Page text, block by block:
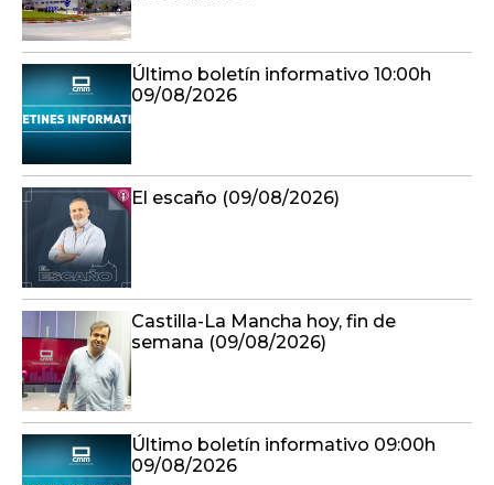
Último boletín informativo 10:00h
09/08/2026
El escaño (09/08/2026)
Castilla-La Mancha hoy, fin de
semana (09/08/2026)
Último boletín informativo 09:00h
09/08/2026